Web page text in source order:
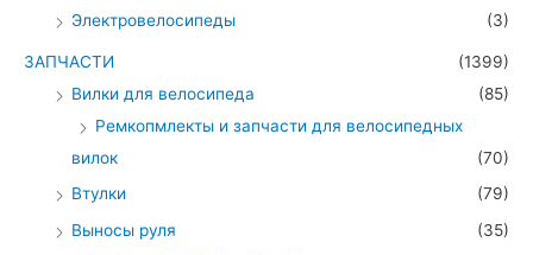
Электровелосипеды
(3)
ЗАПЧАСТИ
(1399)
Вилки для велосипеда
(85)
Ремкопмлекты и запчасти для велосипедных
вилок
(70)
Втулки
(79)
Выносы руля
(35)